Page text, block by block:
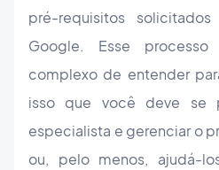
pré-requisitos
Google. Esse
complexo de entender
isso que você deve se
especialista e gerenciar o
ou, pelo menos, ajudá-